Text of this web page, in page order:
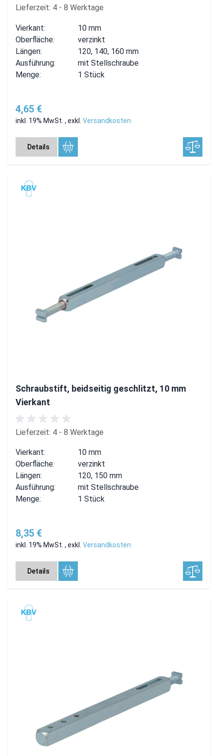
Lieferzeit: 4 - 8 Werktage
Vierkant:
10 mm
Oberfläche:
verzinkt
Längen:
120, 140, 160 mm
Ausführung:
mit Stellschraube
Menge:
1 Stück
4,65 €
inkl. 19% MwSt. , exkl. Versandkosten
Details
Schraubstift, beidseitig geschlitzt, 10 mm
Vierkant
Lieferzeit: 4 - 8 Werktage
Vierkant:
10 mm
Oberfläche:
verzinkt
Längen:
120, 150 mm
Ausführung:
mit Stellschraube
Menge:
1 Stück
8,35 €
inkl. 19% MwSt. , exkl. Versandkosten
Details